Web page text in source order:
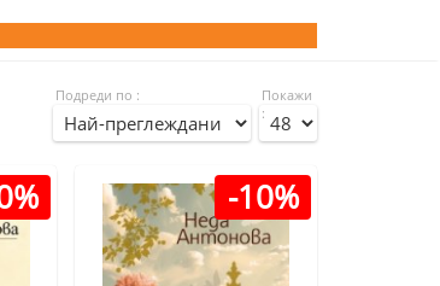
Подреди по :
Покажи
:
-10%